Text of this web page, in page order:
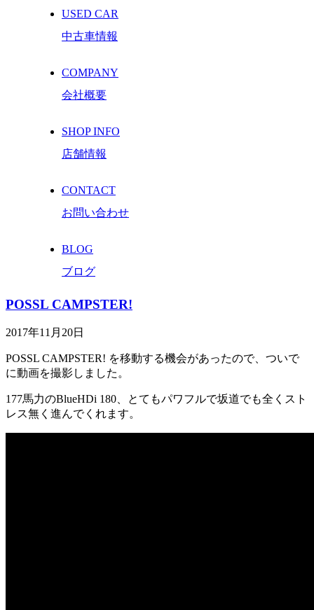
USED CAR
中古車情報
COMPANY
会社概要
SHOP INFO
店舗情報
CONTACT
お問い合わせ
BLOG
ブログ
POSSL CAMPSTER!
2017年11月20日
POSSL CAMPSTER! を移動する機会があったので、ついで
に動画を撮影しました。
177馬力のBlueHDi 180、とてもパワフルで坂道でも全くスト
レス無く進んでくれます。